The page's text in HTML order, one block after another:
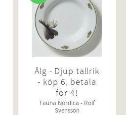
Älg - Djup tallrik
- köp 6, betala
för 4!
Fauna Nordica - Rolf
Svensson